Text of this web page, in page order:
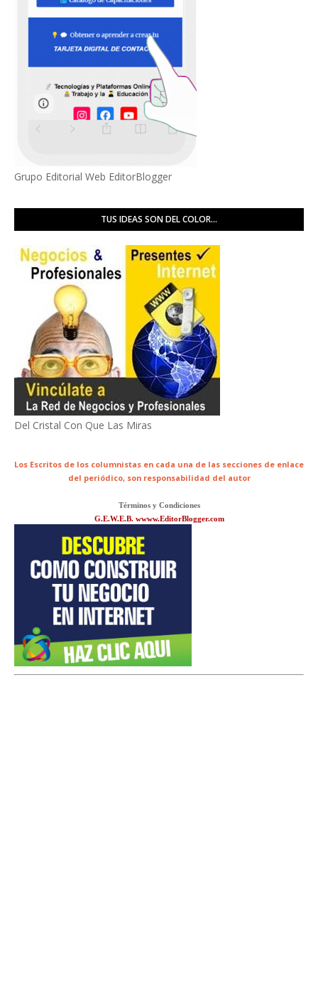
Grupo Editorial Web EditorBlogger
TUS IDEAS SON DEL COLOR...
Del Cristal Con Que Las Miras
Los Escritos de los columnistas en cada una de las secciones de enlace
del periódico, son responsabilidad del autor
Términos y Condiciones
G.E.W.E.B. wwww.EditorBlogger.com